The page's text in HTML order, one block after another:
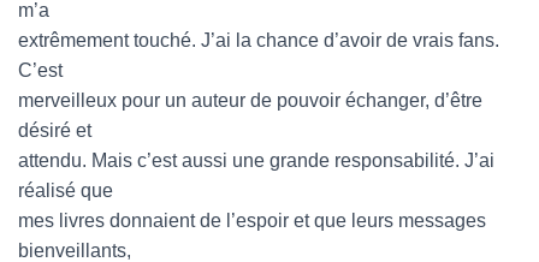
m’a
extrêmement touché. J’ai la chance d’avoir de vrais fans.
C’est
merveilleux pour un auteur de pouvoir échanger, d’être
désiré et
attendu. Mais c’est aussi une grande responsabilité. J’ai
réalisé que
mes livres donnaient de l’espoir et que leurs messages
bienveillants,